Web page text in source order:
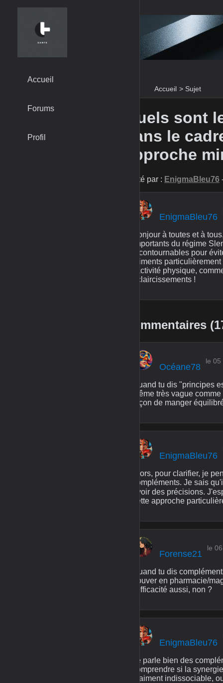
Accueil > Sujet
Accueil
Forums
Profil
Quels sont
dans le
approche
Posté par : EnigmaBleu76
EnigmaBleu76
Bonjour à toutes et à
importants du régime
incontournables pour
aliments
l'activité physique,
éclaircissements !
Commentaires
Océane78
le 05
Quand tu dis "principes
même très vague
façon de manger
EnigmaBleu76
Alors, pour clarifier, je
compléments. Je sais
avoir des précisions.
cette approche
Forense21
le
Quand tu dis
trouver en pharmacie/
l'efficacité aussi, non ?
EnigmaBleu76
Je parle bien des
comprendre si la
vraiment indissociable,